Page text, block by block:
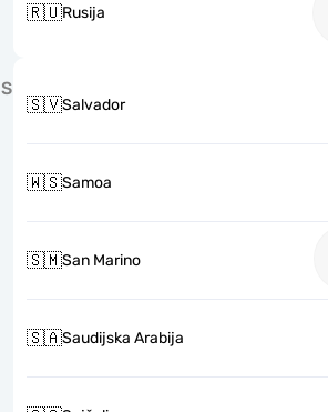
🇷🇺Rusija
S
🇸🇻Salvador
🇼🇸Samoa
🇸🇲San Marino
🇸🇦Saudijska Arabija